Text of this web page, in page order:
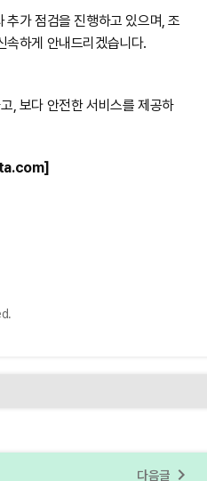
추가 점검을 진행하고 있으며, 조
속하게 안내드리겠습니다.
, 보다 안전한 서비스를 제공하
다음글 navigate_next